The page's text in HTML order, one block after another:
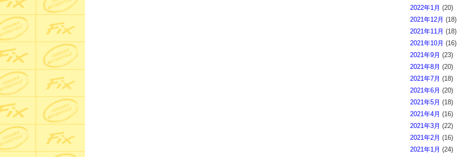
2022年1月 (20)
2021年12月 (18)
2021年11月 (18)
2021年10月 (16)
2021年9月 (23)
2021年8月 (20)
2021年7月 (18)
2021年6月 (20)
2021年5月 (18)
2021年4月 (16)
2021年3月 (22)
2021年2月 (16)
2021年1月 (24)